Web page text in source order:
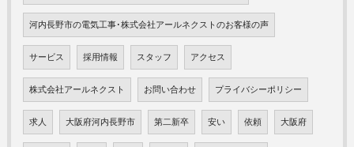
河内長野市の電気工事･株式会社アールネクストのお客様の声
サービス 採用情報 スタッフ アクセス
株式会社アールネクスト お問い合わせ プライバシーポリシー
求人 大阪府河内長野市 第二新卒 安い 依頼 大阪府